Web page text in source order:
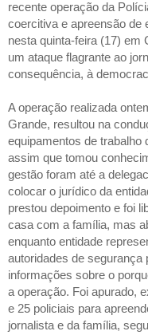
recente operação da
coercitiva e apreensão de
nesta quinta-feira (17) em
um ataque flagrante ao
consequência, à
A operação realizada
Grande, resultou na
equipamentos de trabalho
assim que tomou
gestão foram até a
colocar o jurídico da
prestou depoimento e foi
casa com a família, mas
enquanto entidade
autoridades de segurança
informações sobre o
a operação. Foi apurado,
e 25 policiais para
jornalista e da família,